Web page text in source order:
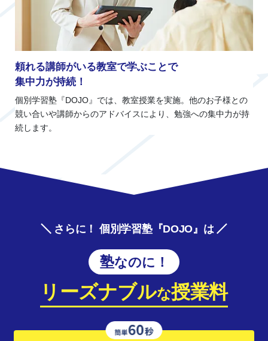
頼れる講師がいる教室で学ぶことで
集中力が持続！
個別学習塾『DOJO』では、教室授業を実施。他のお子様との
競い合いや講師からのアドバイスにより、勉強への集中力が持
続します。
さらに！ 個別学習塾『DOJO』は
塾なのに！
リーズナブルな授業料